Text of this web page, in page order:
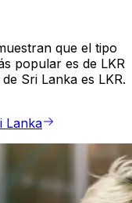
que el tipo
popular es de LKR
Sri Lanka es LKR.
Lanka